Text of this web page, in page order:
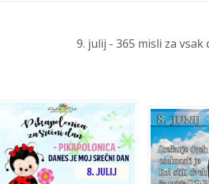
9. julij - 365 misli za vsak